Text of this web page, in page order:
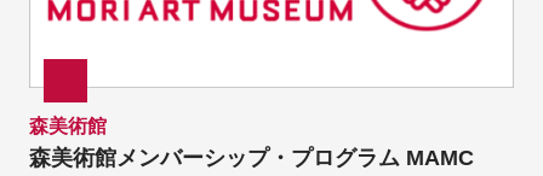
森美術館
森美術館メンバーシップ・プログラム MAMC